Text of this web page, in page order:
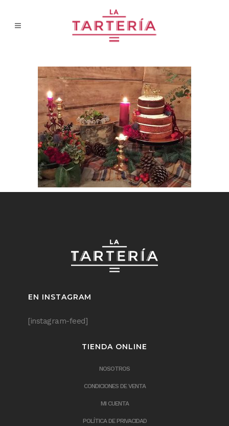
EN INSTAGRAM
[instagram-feed]
TIENDA ONLINE
NOSOTROS
CONDICIONES DE VENTA
MI CUENTA
POLÍTICA DE PRIVACIDAD